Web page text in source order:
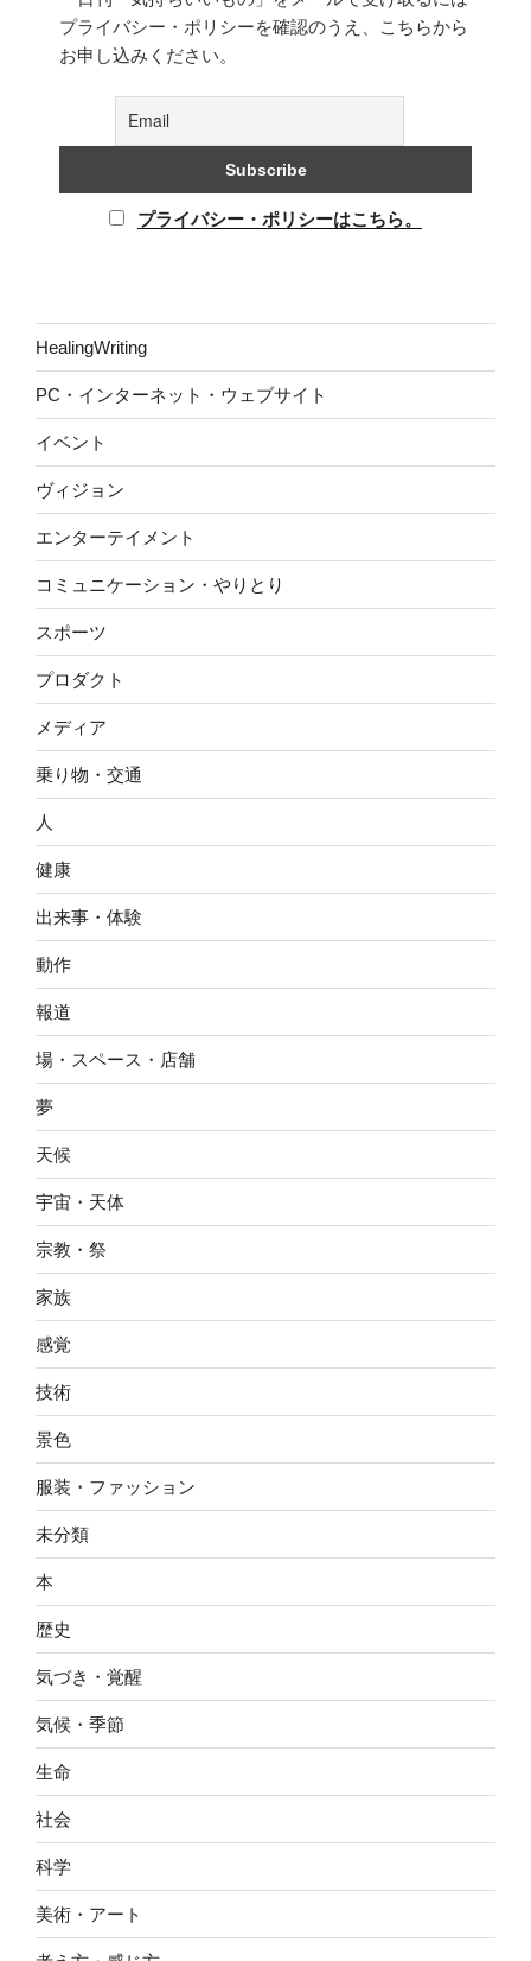
プライバシー・ポリシーを確認のうえ、こちらから
お申し込みください。
プライバシー・ポリシーはこちら。
HealingWriting
PC・インターネット・ウェブサイト
イベント
ヴィジョン
エンターテイメント
コミュニケーション・やりとり
スポーツ
プロダクト
メディア
乗り物・交通
人
健康
出来事・体験
動作
報道
場・スペース・店舗
夢
天候
宇宙・天体
宗教・祭
家族
感覚
技術
景色
服装・ファッション
未分類
本
歴史
気づき・覚醒
気候・季節
生命
社会
科学
美術・アート